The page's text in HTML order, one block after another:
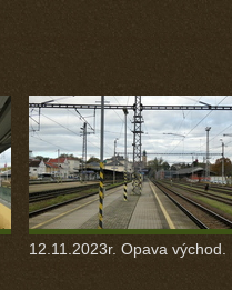
12.11.2023r. Opava východ.